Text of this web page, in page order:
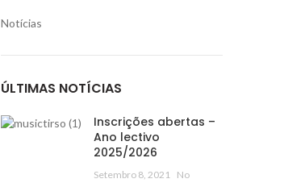
Notícias
ÚLTIMAS NOTÍCIAS
Inscrições abertas –
Ano lectivo
2025/2026
Setembro 8, 2021
No